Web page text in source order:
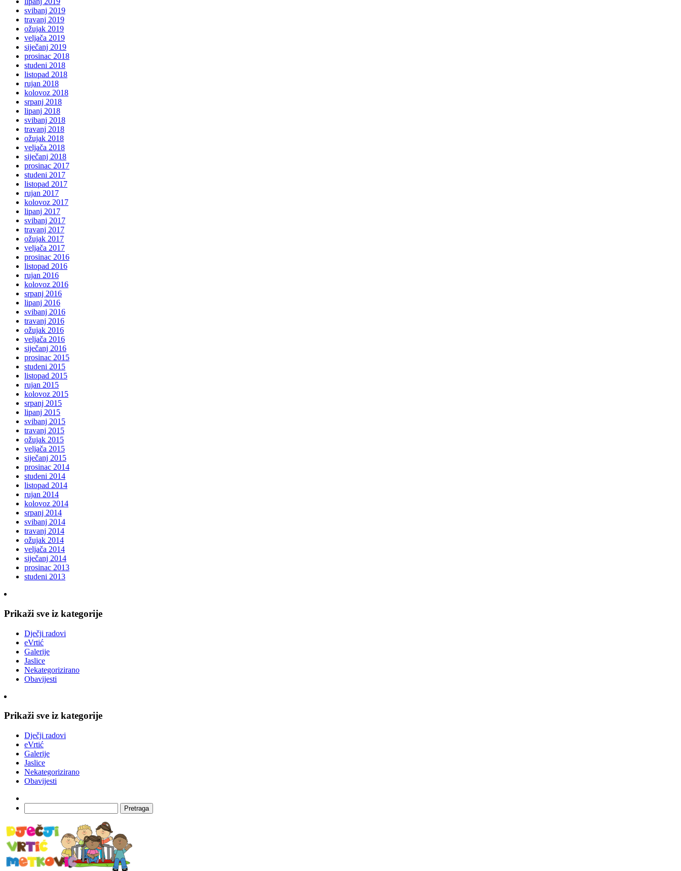
svibanj 2019
travanj 2019
ožujak 2019
veljača 2019
siječanj 2019
prosinac 2018
studeni 2018
listopad 2018
rujan 2018
kolovoz 2018
srpanj 2018
lipanj 2018
svibanj 2018
travanj 2018
ožujak 2018
veljača 2018
siječanj 2018
prosinac 2017
studeni 2017
listopad 2017
rujan 2017
kolovoz 2017
lipanj 2017
svibanj 2017
travanj 2017
ožujak 2017
veljača 2017
prosinac 2016
listopad 2016
rujan 2016
kolovoz 2016
srpanj 2016
lipanj 2016
svibanj 2016
travanj 2016
ožujak 2016
veljača 2016
siječanj 2016
prosinac 2015
studeni 2015
listopad 2015
rujan 2015
kolovoz 2015
srpanj 2015
lipanj 2015
svibanj 2015
travanj 2015
ožujak 2015
veljača 2015
siječanj 2015
prosinac 2014
studeni 2014
listopad 2014
rujan 2014
kolovoz 2014
srpanj 2014
svibanj 2014
travanj 2014
ožujak 2014
veljača 2014
siječanj 2014
prosinac 2013
studeni 2013
Prikaži sve iz kategorije
Dječji radovi
eVrtić
Galerije
Jaslice
Nekategorizirano
Obavijesti
Prikaži sve iz kategorije
Dječji radovi
eVrtić
Galerije
Jaslice
Nekategorizirano
Obavijesti